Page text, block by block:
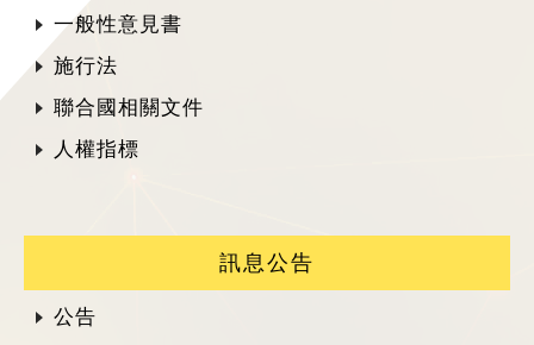
一般性意見書
施行法
聯合國相關文件
人權指標
訊息公告
公告